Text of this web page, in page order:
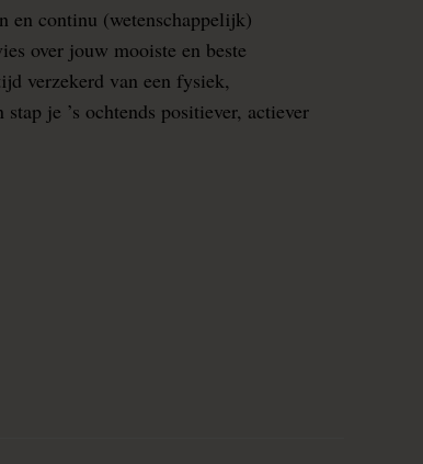
en continu (wetenschappelijk)
over jouw mooiste en beste
verzekerd van een fysiek,
je ’s ochtends positiever, actiever